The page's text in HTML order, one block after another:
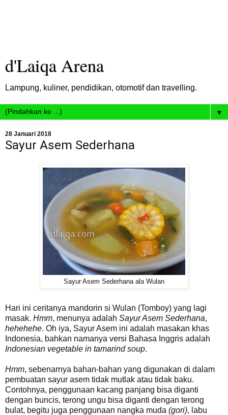
d'Laiqa Arena
Lampung, kuliner, pendidikan, otomotif dan travelling.
▼
28 Januari 2018
Sayur Asem Sederhana
Sayur Asem Sederhana ala Wulan
Hari ini ceritanya mandorin si Wulan (Tomboy) yang lagi
masak. Hmm, menunya adalah Sayur Asem Sederhana,
hehehehe. Oh iya, Sayur Asem ini adalah masakan khas
Indonesia, bahkan namanya versi Bahasa Inggris adalah
Indonesian vegetable in tamarind soup.
Hmm, sebenarnya bahan-bahan yang digunakan di dalam
pembuatan sayur asem tidak mutlak atau tidak baku.
Contohnya, penggunaan kacang panjang bisa diganti
dengan buncis, terong ungu bisa diganti dengan terong
bulat, begitu juga penggunaan nangka muda (gori), labu